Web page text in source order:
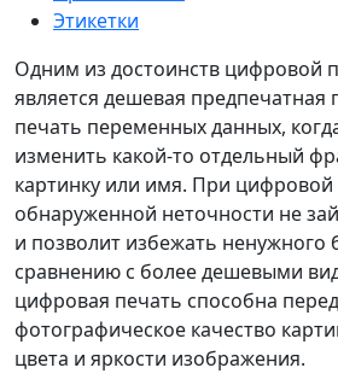
Этикетки
Одним из достоинств цифровой
является дешевая предпечатная
печать переменных данных,
изменить какой-то отдельный
картинку или имя. При цифровой
обнаруженной неточности не
и позволит избежать ненужного
сравнению с более дешевыми
цифровая печать способна
фотографическое качество
цвета и яркости изображения.